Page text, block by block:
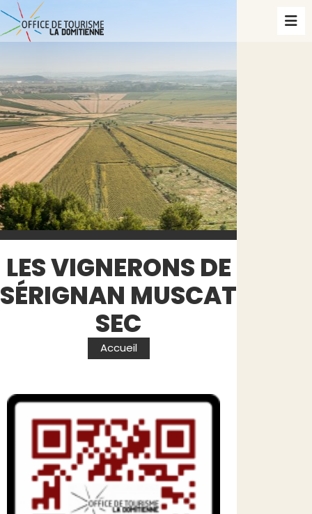
LES VIGNERONS DE
SÉRIGNAN MUSCAT
SEC
Accueil